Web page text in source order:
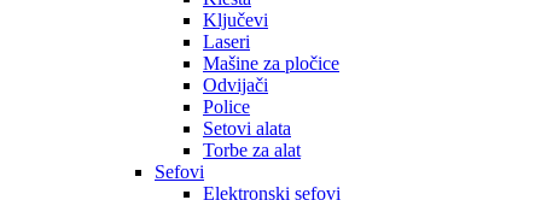
Ključevi
Laseri
Mašine za pločice
Odvijači
Police
Setovi alata
Torbe za alat
Sefovi
Elektronski sefovi